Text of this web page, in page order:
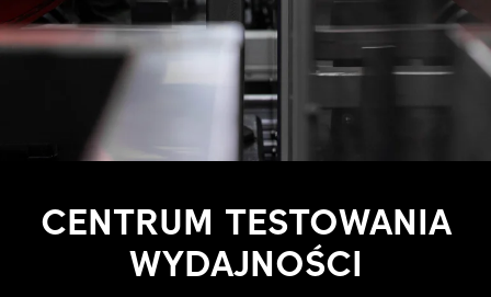
PL
CENTRUM TESTOWANIA
WYDAJNOŚCI